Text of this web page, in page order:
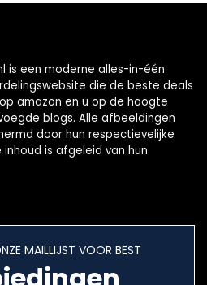
is een moderne alles-in-één
die de beste deals
amazon en u op de hoogte
blogs. Alle afbeeldingen
door hun respectievelijke
is afgeleid van hun
MAILLIJST VOOR BEST